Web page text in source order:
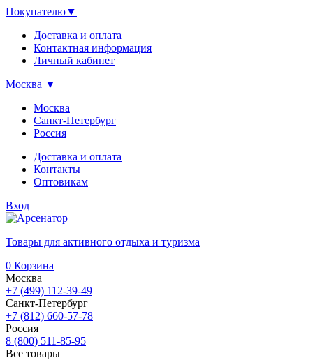
Покупателю▼
Доставка и оплата
Контактная информация
Личный кабинет
Москва ▼
Москва
Санкт-Петербург
Россия
Доставка и оплата
Контакты
Оптовикам
Вход
Товары для активного отдыха и туризма
0 Корзина
Москва
+7 (499) 112-39-49
Санкт-Петербург
+7 (812) 660-57-78
Россия
8 (800) 511-85-95
Все товары